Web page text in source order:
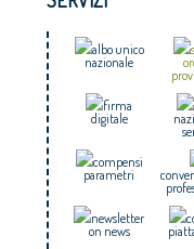
albo unico
nazionale
firma
digitale
compensi
parametri
newsletter
on news